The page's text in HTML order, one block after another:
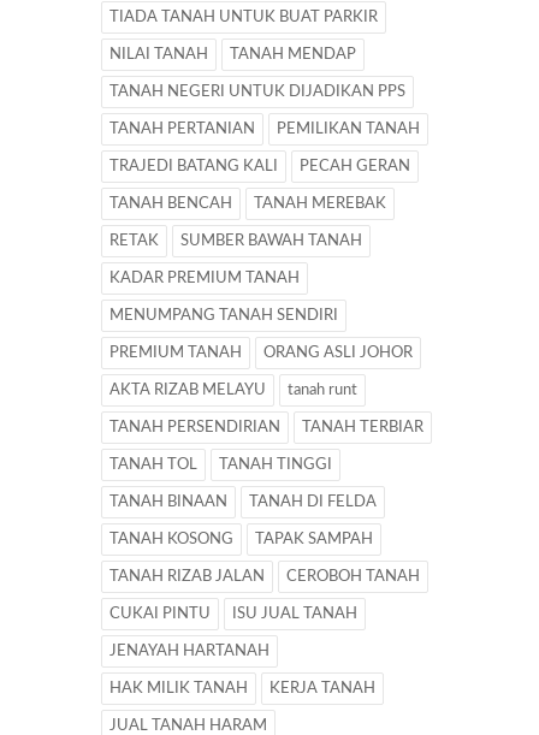
TIADA TANAH UNTUK BUAT PARKIR
NILAI TANAH TANAH MENDAP
TANAH NEGERI UNTUK DIJADIKAN PPS
TANAH PERTANIAN PEMILIKAN TANAH
TRAJEDI BATANG KALI PECAH GERAN
TANAH BENCAH TANAH MEREBAK
RETAK SUMBER BAWAH TANAH
KADAR PREMIUM TANAH
MENUMPANG TANAH SENDIRI
PREMIUM TANAH ORANG ASLI JOHOR
AKTA RIZAB MELAYU tanah runt
TANAH PERSENDIRIAN TANAH TERBIAR
TANAH TOL TANAH TINGGI
TANAH BINAAN TANAH DI FELDA
TANAH KOSONG TAPAK SAMPAH
TANAH RIZAB JALAN CEROBOH TANAH
CUKAI PINTU ISU JUAL TANAH
JENAYAH HARTANAH
HAK MILIK TANAH KERJA TANAH
JUAL TANAH HARAM